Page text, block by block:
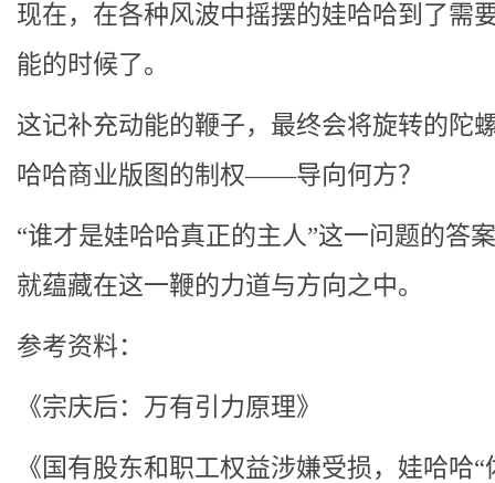
现在，在各种风波中摇摆的娃哈哈到了需
能的时候了。
这记补充动能的鞭子，最终会将旋转的
哈哈商业版图的制权——导向何方？
“谁才是娃哈哈真正的主人”这一问题的答
就蕴藏在这一鞭的力道与方向之中。
参考资料：
《宗庆后：万有引力原理》
《国有股东和职工权益涉嫌受损，娃哈哈“